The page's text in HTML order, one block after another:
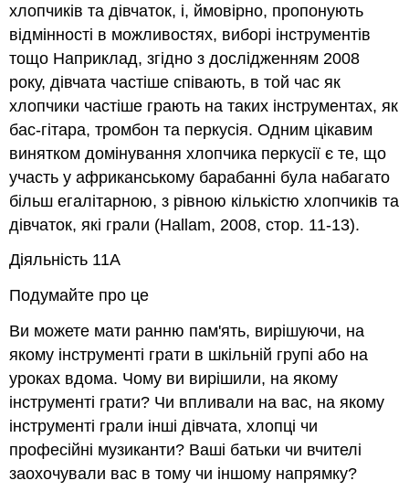
для
студентів
обмеженими
можливостями
навчання
Студенти,
які
мають
труднощі
з
читанням
Студенти
з
зору
з
проблемами
поведінки
Студенти
з
фізичними
вадами
муковісцидоз,
хлопчиків та дівчаток, і, ймовірно, пропонують
відмінності в можливостях, виборі інструментів
тощо Наприклад, згідно з дослідженням 2008
року, дівчата частіше співають, в той час як
хлопчики частіше грають на таких інструментах, як
бас-гітара, тромбон та перкусія. Одним цікавим
винятком домінування хлопчика перкусії є те, що
участь у африканському барабанні була набагато
більш егалітарною, з рівною кількістю хлопчиків та
дівчаток, які грали (Hallam, 2008, стор. 11-13).
Діяльність 11А
Подумайте про це
Ви можете мати ранню пам'ять, вирішуючи, на
якому інструменті грати в шкільній групі або на
уроках вдома. Чому ви вирішили, на якому
інструменті грати? Чи впливали на вас, на якому
інструменті грали інші дівчата, хлопці чи
професійні музиканти? Ваші батьки чи вчителі
заохочували вас в тому чи іншому напрямку?